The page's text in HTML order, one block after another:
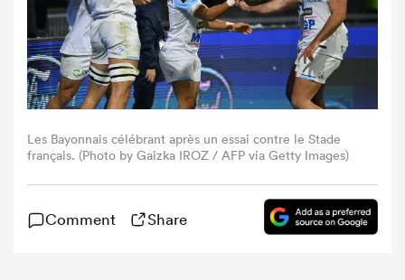
Les Bayonnais célébrant après un essai contre le Stade
français. (Photo by Gaizka IROZ / AFP via Getty Images)
Comment Share